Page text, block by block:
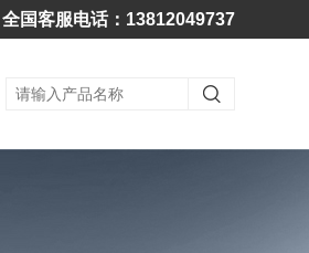
全国客服电话：13812049737